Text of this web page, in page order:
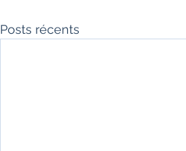
Posts récents